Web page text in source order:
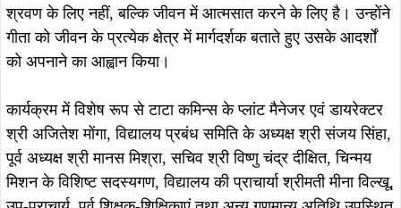
श्रवण के लिए नहीं, बल्कि जीवन में आत्मसात करने के लिए है। उन्होंने
गीता को जीवन के प्रत्येक क्षेत्र में मार्गदर्शक बताते हुए उसके आदर्शों
को अपनाने का आह्वान किया।
कार्यक्रम में विशेष रूप से टाटा कमिन्स के प्लांट मैनेजर एवं डायरेक्टर
श्री अजितेश मोंगा, विद्यालय प्रबंध समिति के अध्यक्ष श्री संजय सिंहा,
पूर्व अध्यक्ष श्री मानस मिश्रा, सचिव श्री विष्णु चंद्र दीक्षित, चिन्मय
मिशन के विशिष्ट सदस्यगण, विद्यालय की प्राचार्या श्रीमती मीना विल्खू,